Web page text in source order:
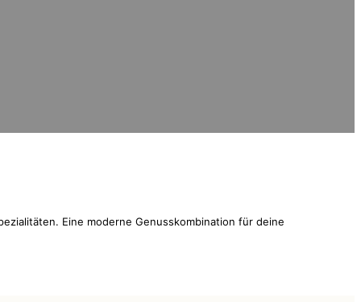
Eine moderne Genusskombination für deine